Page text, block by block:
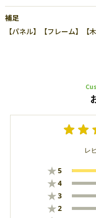
補足
【パネル】【フレーム】【
レ
★5
★4
★3
★2